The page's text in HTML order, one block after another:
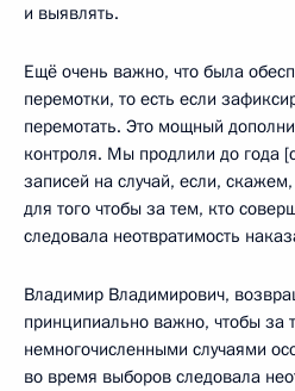
и выявлять.
Ещё очень важно, что была
перемотки, то есть если
перемотать. Это мощный
контроля. Мы продлили до года
записей на случай, если,
для того чтобы за тем, кто
следовала неотвратимость
Владимир Владимирович,
принципиально важно, чтобы за
немногочисленными случаями
во время выборов следовала